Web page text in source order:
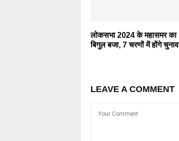
लोकसभा 2024 के महासमर का
बिगुल बजा, 7 चरणों में होंगे चुनाव
LEAVE A COMMENT